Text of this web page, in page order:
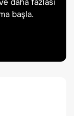
daha fazlası
başla.